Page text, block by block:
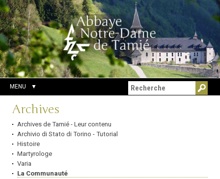
Aller
au
contenu.
|
Aller
à
la
navigation
Outils
personnels
Chercher par
Recherche
avancée…
MENU
Navigation
Archives
Archives de Tamié - Leur contenu
Archivio di Stato di Torino - Tutorial
Histoire
Martyrologe
Varia
La Communauté